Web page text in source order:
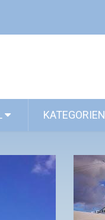
KATEGORIEN